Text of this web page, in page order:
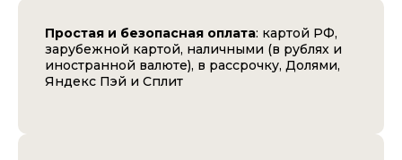
Простая и безопасная оплата: картой РФ,
зарубежной картой, наличными (в рублях и
иностранной валюте), в рассрочку, Долями,
Яндекс Пэй и Сплит